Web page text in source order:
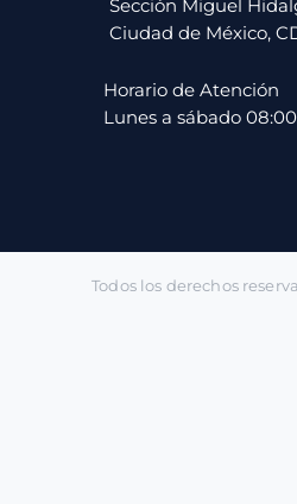
Sección Miguel
Ciudad de México,
Horario de Atención
Lunes a sábado
Todos los derechos
Contacto